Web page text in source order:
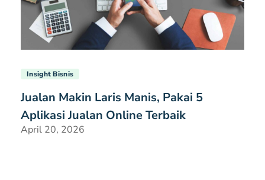
Insight Bisnis
Jualan Makin Laris Manis, Pakai 5
Aplikasi Jualan Online Terbaik
April 20, 2026